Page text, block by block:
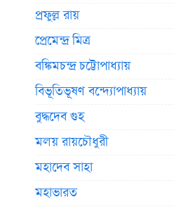
প্রফুল্ল রায়
প্রেমেন্দ্র মিত্র
বঙ্কিমচন্দ্র চট্টোপাধ্যায়
বিভূতিভূষণ বন্দ্যোপাধ্যায়
বুদ্ধদেব গুহ
মলয় রায়চৌধুরী
মহাদেব সাহা
মহাভারত